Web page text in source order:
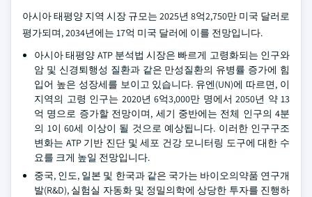
아시아 태평양 지역 시장 규모는 2025년 8억2,750만 미국 달러로
평가되며, 2034년에는 17억 미국 달러에 이를 전망입니다.
아시아 태평양 ATP 분석법 시장은 빠르게 고령화되는 인구와
암 및 신경퇴행성 질환과 같은 만성질환의 유병률 증가에 힘
입어 높은 성장세를 보이고 있습니다. 유엔(UN)에 따르면, 이
지역의 고령 인구는 2020년 6억3,000만 명에서 2050년 약 13
억 명으로 증가할 전망이며, 세기 중반에는 전체 인구의 4분
의 1이 60세 이상이 될 것으로 예상됩니다. 이러한 인구구조
변화는 ATP 기반 진단 및 세포 건강 모니터링 도구에 대한 수
요를 크게 높일 전망입니다.
중국, 인도, 일본 및 한국과 같은 국가는 바이오의약품 연구개
발(R&D), 실험실 자동화 및 정밀의학에 상당한 투자를 진행하